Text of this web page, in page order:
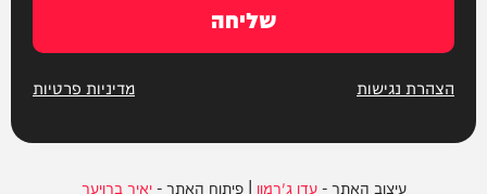
שליחה
הצהרת נגישות מדיניות פרטיות
עיצוב האתר -עדן ג'רמון | פיתוח האתר -יאיר ברויער